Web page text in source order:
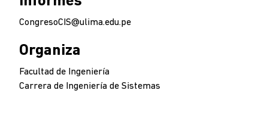
CongresoCIS@ulima.edu.pe
Organiza
Facultad de Ingeniería
Carrera de Ingeniería de Sistemas